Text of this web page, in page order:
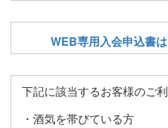
WEB専用入会申込書
下記に該当するお客様のご
・酒気を帯びている方